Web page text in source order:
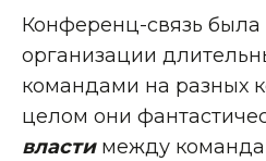
Конференц-связь была
организации
командами на разных
целом они
властимежду